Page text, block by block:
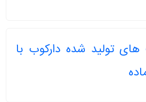
تولید شده دارکوب با